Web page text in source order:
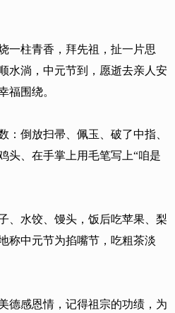
一柱青香，拜先祖，扯一片思
水淌，中元节到，愿逝去亲人安
福围绕。
：倒放扫帚、佩玉、破了中指、
头、在手掌上用毛笔写上“咱是
、水饺、馒头，饭后吃苹果、梨
称中元节为掐嘴节，吃粗茶淡
德感恩情，记得祖宗的功绩，为